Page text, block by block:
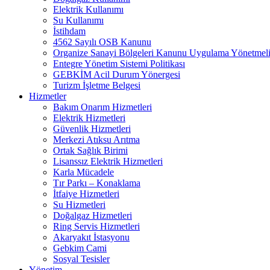
Elektrik Kullanımı
Su Kullanımı
İstihdam
4562 Sayılı OSB Kanunu
Organize Sanayi Bölgeleri Kanunu Uygulama
Entegre Yönetim Sistemi Politikası
GEBKİM Acil Durum Yönergesi
Turizm İşletme Belgesi
Hizmetler
Bakım Onarım Hizmetleri
Elektrik Hizmetleri
Güvenlik Hizmetleri
Merkezi Atıksu Arıtma
Ortak Sağlık Birimi
Lisanssız Elektrik Hizmetleri
Karla Mücadele
Tır Parkı – Konaklama
İtfaiye Hizmetleri
Su Hizmetleri
Doğalgaz Hizmetleri
Ring Servis Hizmetleri
Akaryakıt İstasyonu
Gebkim Cami
Sosyal Tesisler